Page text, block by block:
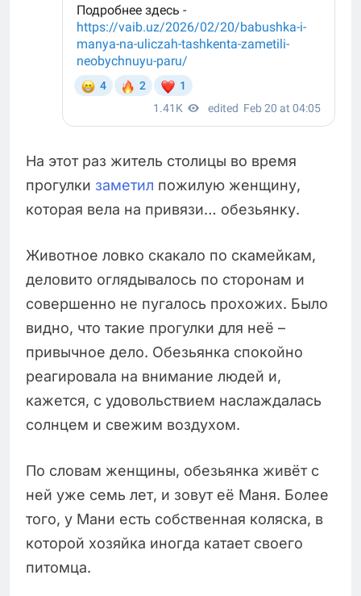
На этот раз житель столицы во время
прогулки заметил пожилую женщину,
которая вела на привязи… обезьянку.
Животное ловко скакало по скамейкам,
деловито оглядывалось по сторонам и
совершенно не пугалось прохожих. Было
видно, что такие прогулки для неё –
привычное дело. Обезьянка спокойно
реагировала на внимание людей и,
кажется, с удовольствием наслаждалась
солнцем и свежим воздухом.
По словам женщины, обезьянка живёт с
ней уже семь лет, и зовут её Маня. Более
того, у Мани есть собственная коляска, в
которой хозяйка иногда катает своего
питомца.